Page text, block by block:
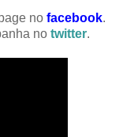
no facebook.
no twitter.